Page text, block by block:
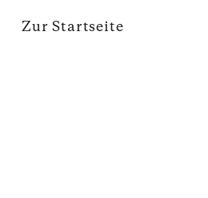
Zur Startseite